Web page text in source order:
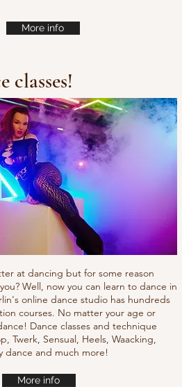
More info
classes!
at dancing but for some reason
Well, now you can learn to dance in
online dance studio has hundreds
courses. No matter your age or
Dance classes and technique
Twerk, Sensual, Heels, Waacking,
dance and much more!
More info